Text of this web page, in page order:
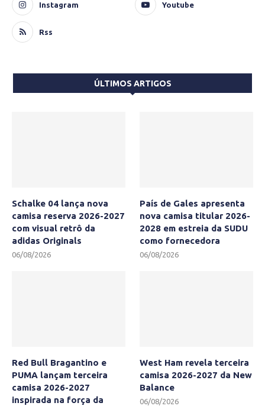
Instagram Youtube
Rss
ÚLTIMOS ARTIGOS
Schalke 04 lança nova
camisa reserva 2026-2027
com visual retrô da
adidas Originals
06/08/2026
País de Gales apresenta
nova camisa titular 2026-
2028 em estreia da SUDU
como fornecedora
06/08/2026
Red Bull Bragantino e
PUMA lançam terceira
camisa 2026-2027
inspirada na força da
West Ham revela terceira
camisa 2026-2027 da New
Balance
06/08/2026